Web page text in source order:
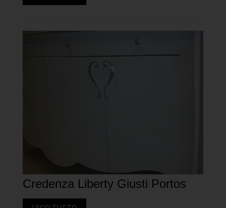
Credenza Liberty Giusti Portos